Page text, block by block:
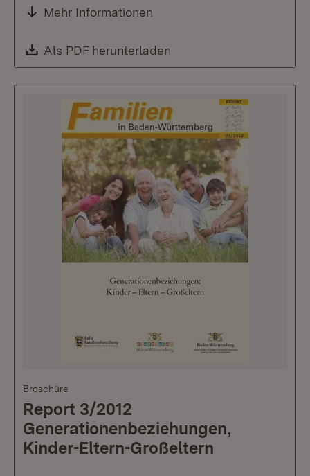
Mehr Informationen
Download:
Als PDF herunterladen
Broschüre
Report 3/2012
Generationenbeziehungen,
Kinder-Eltern-Großeltern